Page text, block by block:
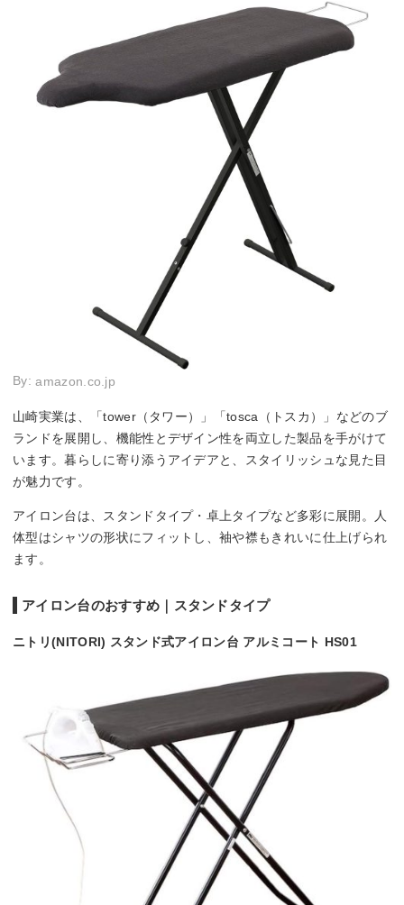
By:amazon.co.jp
山崎実業は、「tower（タワー）」「tosca（トスカ）」などのブ
ランドを展開し、機能性とデザイン性を両立した製品を手がけて
います。暮らしに寄り添うアイデアと、スタイリッシュな見た目
が魅力です。
アイロン台は、スタンドタイプ・卓上タイプなど多彩に展開。人
体型はシャツの形状にフィットし、袖や襟もきれいに仕上げられ
ます。
アイロン台のおすすめ｜スタンドタイプ
ニトリ(NITORI) スタンド式アイロン台 アルミコート HS01